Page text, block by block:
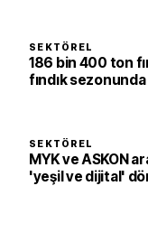
SEKTÖREL
186 bin 400 ton
fındık
SEKTÖREL
MYK ve ASKON
'yeşil ve dijital'